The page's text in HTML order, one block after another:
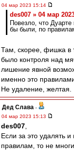
04 мар 2023 15:14
des007 » 04 мар
Повезло, что
бы были, по
Там, скорее, фишка в
было контроля над
лишение явной
именно это
Не удаление, желтая.
Дед Слава -
04 мар 2023 15:13
des007
Если за это удалять
правилам, то не